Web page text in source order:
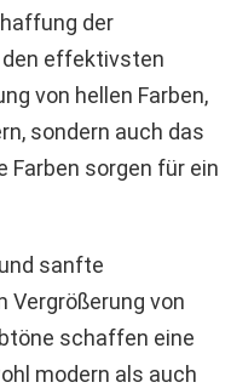
der
effektivsten
von hellen Farben,
sondern auch das
Farben sorgen für ein
sanfte
Vergrößerung von
schaffen eine
modern als auch